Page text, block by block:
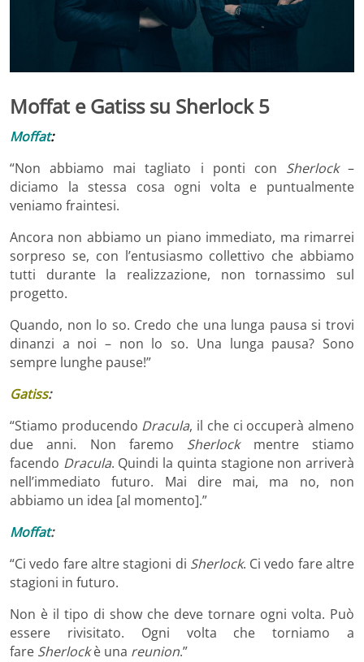
Moffat e Gatiss su Sherlock 5
Moffat:
“Non abbiamo mai tagliato i ponti con Sherlock–
diciamo la stessa cosa ogni volta e puntualmente
veniamo fraintesi.
Ancora non abbiamo un piano immediato, ma rimarrei
sorpreso se, con l’entusiasmo collettivo che abbiamo
tutti durante la realizzazione, non tornassimo sul
progetto.
Quando, non lo so. Credo che una lunga pausa si trovi
dinanzi a noi – non lo so. Una lunga pausa? Sono
sempre lunghe pause!”
Gatiss:
“Stiamo producendo Dracula, il che ci occuperà almeno
due anni. Non faremo Sherlockmentre stiamo
facendo Dracula. Quindi la quinta stagione non arriverà
nell’immediato futuro. Mai dire mai, ma no, non
abbiamo un idea [al momento].”
Moffat:
“Ci vedo fare altre stagioni di Sherlock. Ci vedo fare altre
stagioni in futuro.
Non è il tipo di show che deve tornare ogni volta. Può
essere rivisitato. Ogni volta che torniamo a
fare Sherlockè una reunion.”